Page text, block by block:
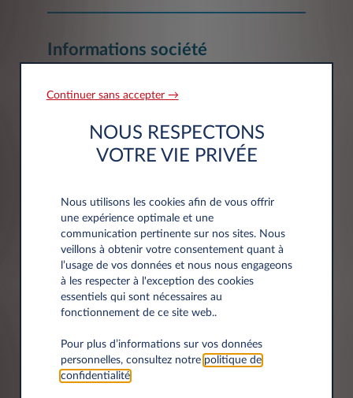
Informations société
Société*
Adresse
Code postal*
Continuer sans accepter →
NOUS RESPECTONS
VOTRE VIE PRIVÉE
Nous utilisons les cookies afin de vous offrir
une expérience optimale et une
communication pertinente sur nos sites. Nous
veillons à obtenir votre consentement quant à
l’usage de vos données et nous nous engageons
à les respecter à l'exception des cookies
essentiels qui sont nécessaires au
fonctionnement de ce site web..
Pour plus d’informations sur vos données
personnelles, consultez notre politique de
confidentialité.